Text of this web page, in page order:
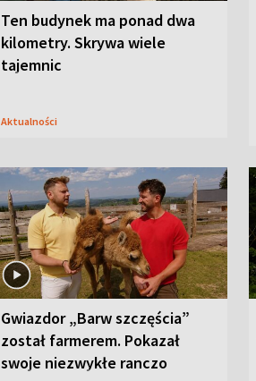
Ten budynek ma ponad dwa
kilometry. Skrywa wiele
tajemnic
Aktualności
Gwiazdor „Barw szczęścia”
został farmerem. Pokazał
swoje niezwykłe ranczo